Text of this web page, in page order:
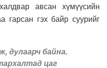
авсан хүмүүсийн
гарсан гэх байр суурийг
дулаарч байна.
цаг